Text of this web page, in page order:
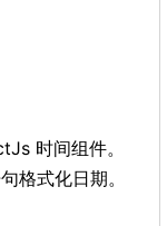
时间组件。
格式化日期。